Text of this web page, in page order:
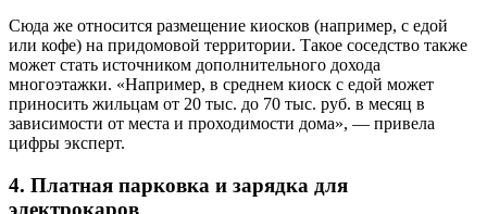
Сюда же относится размещение киосков (например, с едой
или кофе) на придомовой территории. Такое соседство также
может стать источником дополнительного дохода
многоэтажки. «Например, в среднем киоск с едой может
приносить жильцам от 20 тыс. до 70 тыс. руб. в месяц в
зависимости от места и проходимости дома», — привела
цифры эксперт.
4. Платная парковка и зарядка для
электрокаров